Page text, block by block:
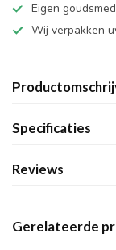
Eigen
Wij verpakken
Specificaties
Reviews
Gerelateerde